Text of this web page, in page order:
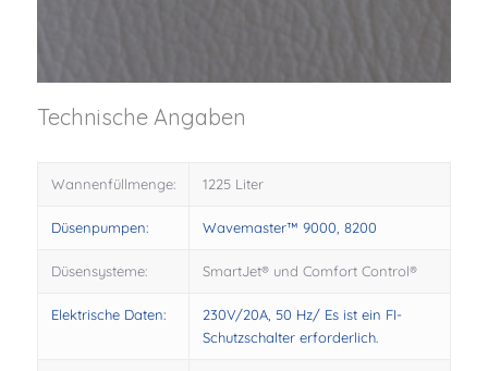
Technische Angaben
Wannenfüllmenge: 1225 Liter
Düsenpumpen: Wavemaster™ 9000, 8200
Düsensysteme: SmartJet® und Comfort Control®
Elektrische Daten:
230V/20A, 50 Hz/ Es ist ein FI-
Schutzschalter erforderlich.